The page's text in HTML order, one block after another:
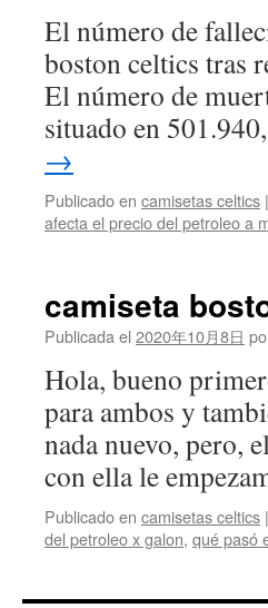
El número de
boston celtics tras
El número de
situado en
→
Publicado en camisetas celtics |
afecta el precio del petroleo a
camiseta
Publicada el 2020年10月8日
Hola, bueno
para ambos y
nada nuevo, pero,
con ella le
Publicado en camisetas celtics |
del petroleo x galon, qué pasó